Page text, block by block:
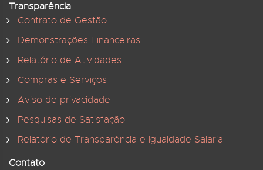
Transparência
Contrato de Gestão
Demonstrações Financeiras
Relatório de Atividades
Compras e Serviços
Aviso de privacidade
Pesquisas de Satisfação
Relatório de Transparência e Igualdade Salarial
Contato